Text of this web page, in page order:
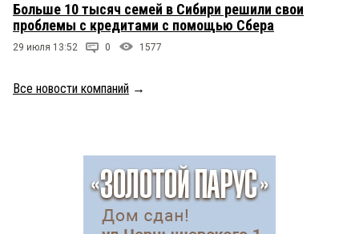
Больше 10 тысяч семей в Сибири решили свои
проблемы с кредитами с помощью Сбера
29 июля 13:52 0 1577
Все новости компаний →